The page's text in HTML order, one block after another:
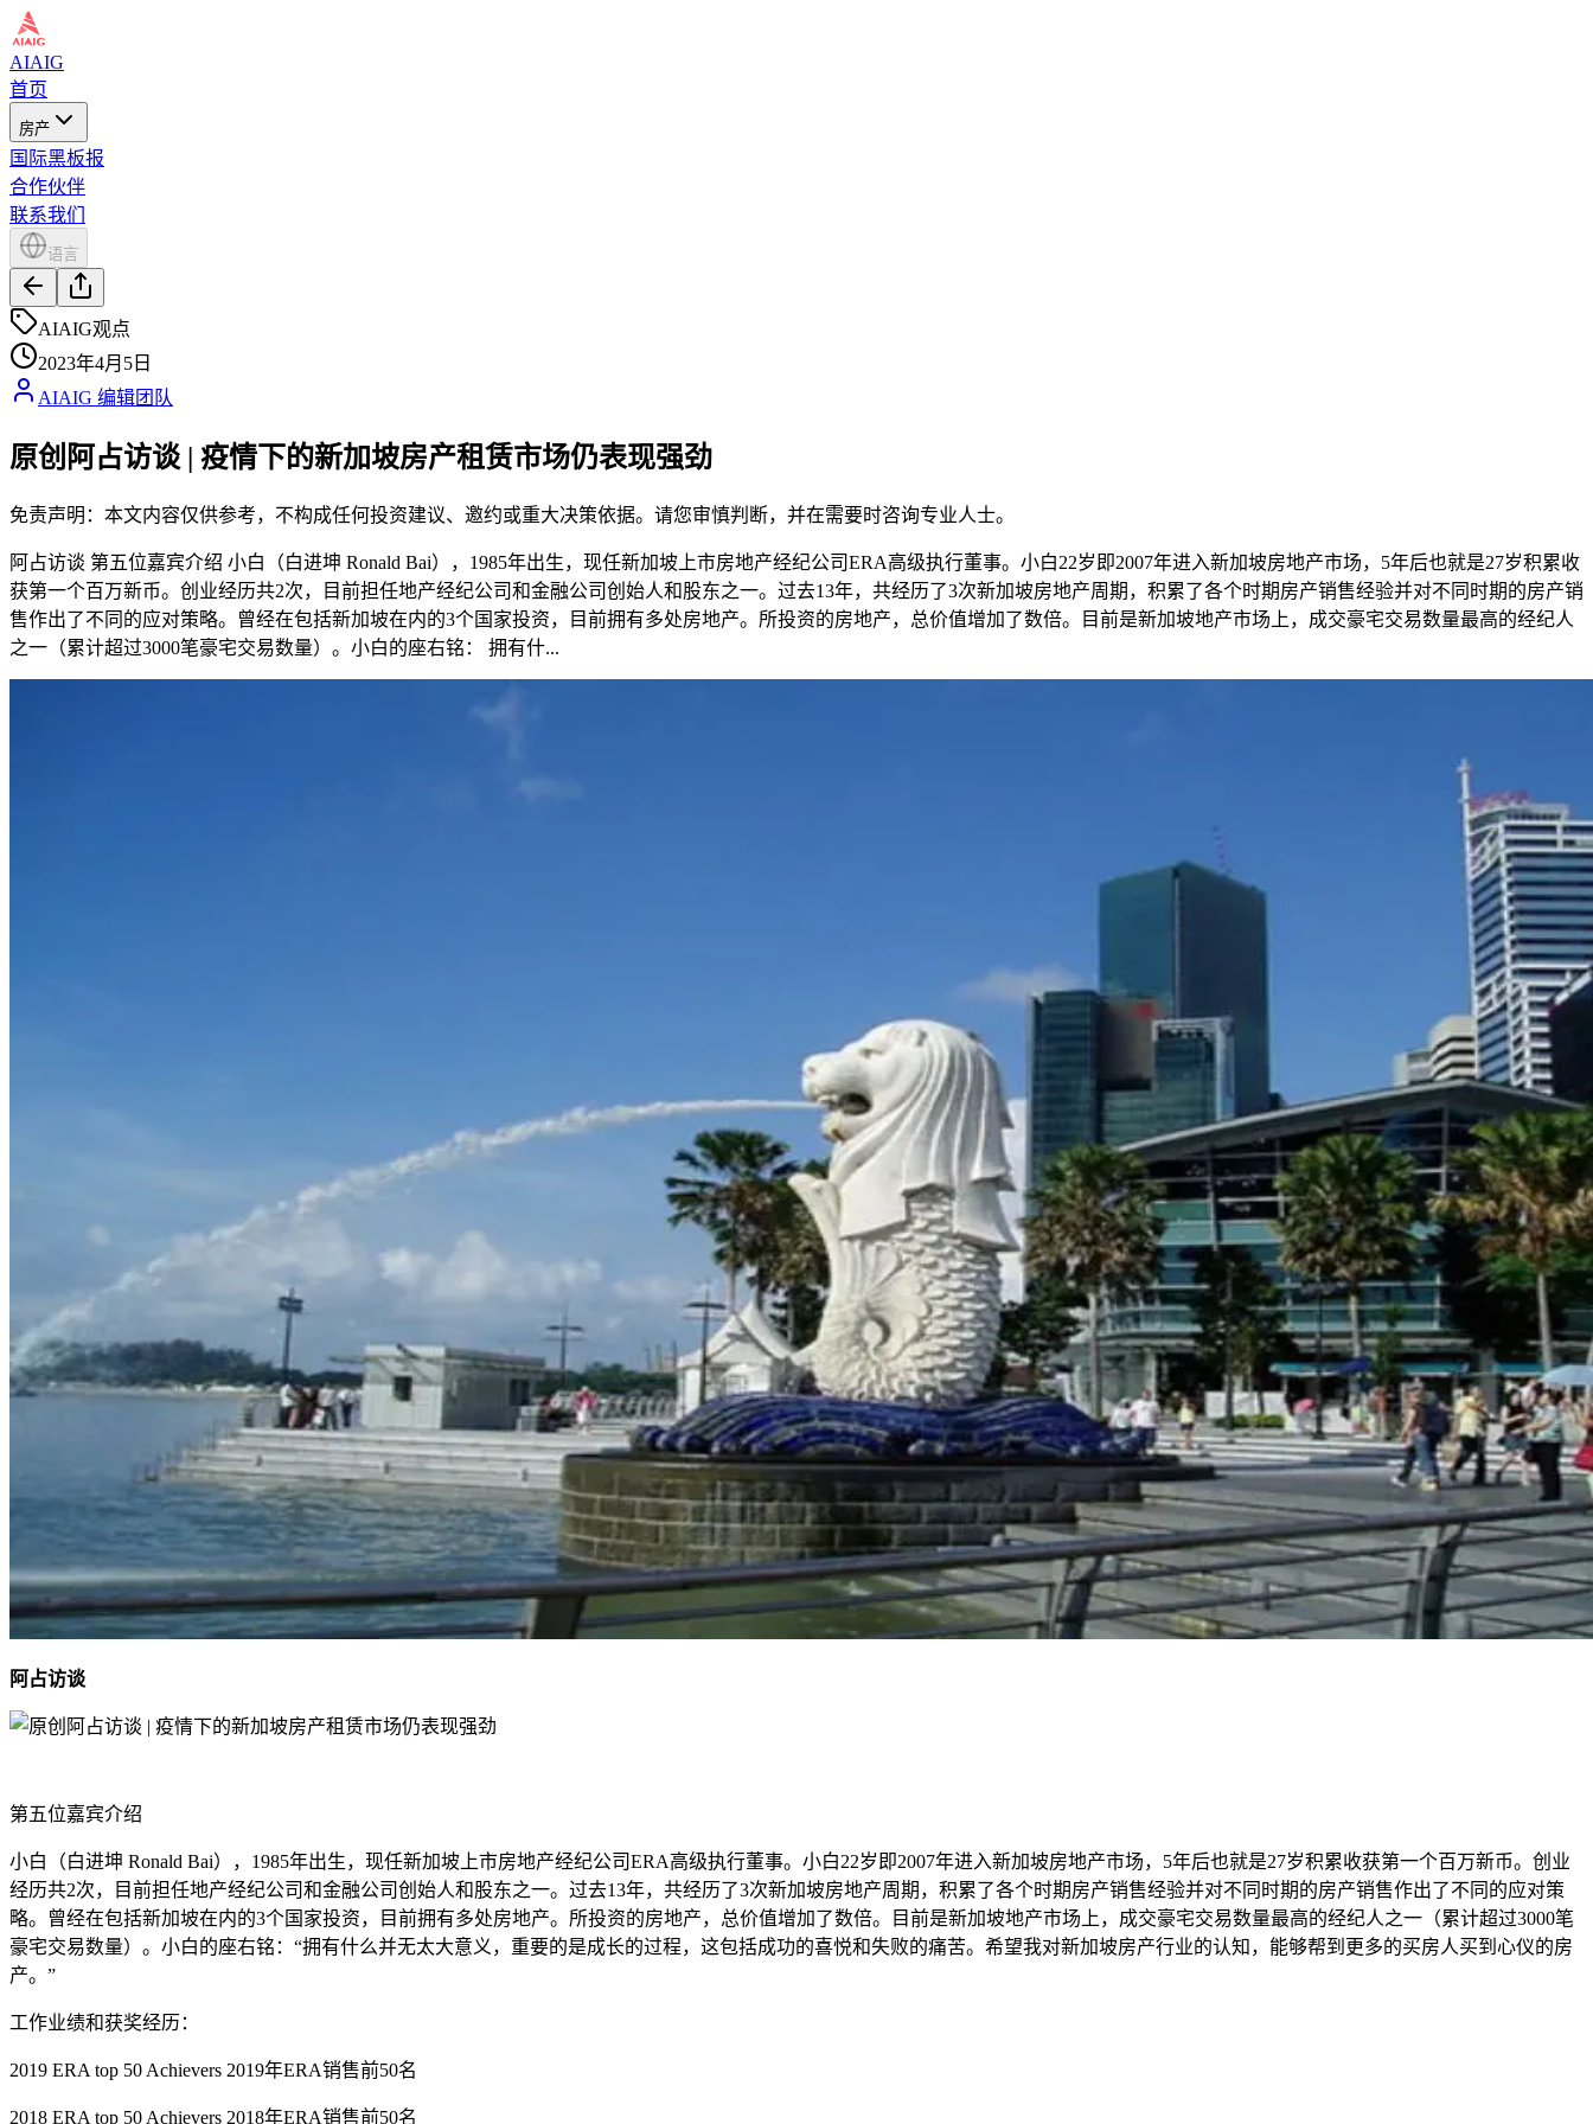
AIAIG
首页
房产
国际黑板报
合作伙伴
联系我们
语言
AIAIG观点
2023年4月5日
AIAIG 编辑团队
原创阿占访谈 | 疫情下的新加坡房产租赁市场仍表现强劲
免责声明：本文内容仅供参考，不构成任何投资建议、邀约或重大决策依据。请您审慎判断，并在需要时咨询专业人士。
阿占访谈 第五位嘉宾介绍 小白（白进坤 Ronald Bai），1985年出生，现任新加坡上市房地产经纪公司ERA高级执行董事。小白22岁即2007年进入新加坡房地产市场，5年后也就是27岁积累收
获第一个百万新币。创业经历共2次，目前担任地产经纪公司和金融公司创始人和股东之一。过去13年，共经历了3次新加坡房地产周期，积累了各个时期房产销售经验并对不同时期的房产销
售作出了不同的应对策略。曾经在包括新加坡在内的3个国家投资，目前拥有多处房地产。所投资的房地产，总价值增加了数倍。目前是新加坡地产市场上，成交豪宅交易数量最高的经纪人
之一（累计超过3000笔豪宅交易数量）。小白的座右铭： 拥有什...
阿占访谈
第五位嘉宾介绍
小白（白进坤 Ronald Bai），1985年出生，现任新加坡上市房地产经纪公司ERA高级执行董事。小白22岁即2007年进入新加坡房地产市场，5年后也就是27岁积累收获第一个百万新币。创业
经历共2次，目前担任地产经纪公司和金融公司创始人和股东之一。过去13年，共经历了3次新加坡房地产周期，积累了各个时期房产销售经验并对不同时期的房产销售作出了不同的应对策
略。曾经在包括新加坡在内的3个国家投资，目前拥有多处房地产。所投资的房地产，总价值增加了数倍。目前是新加坡地产市场上，成交豪宅交易数量最高的经纪人之一（累计超过3000笔
豪宅交易数量）。小白的座右铭：“拥有什么并无太大意义，重要的是成长的过程，这包括成功的喜悦和失败的痛苦。希望我对新加坡房产行业的认知，能够帮到更多的买房人买到心仪的房
产。”
工作业绩和获奖经历：
2019 ERA top 50 Achievers 2019年ERA销售前50名
2018 ERA top 50 Achievers 2018年ERA销售前50名